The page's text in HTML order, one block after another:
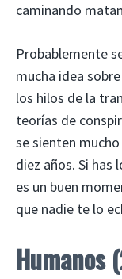
caminando
Probablemente
mucha idea
los hilos de la
teorías de
se sienten
diez años. Si
es un buen
que nadie te lo
Humanos